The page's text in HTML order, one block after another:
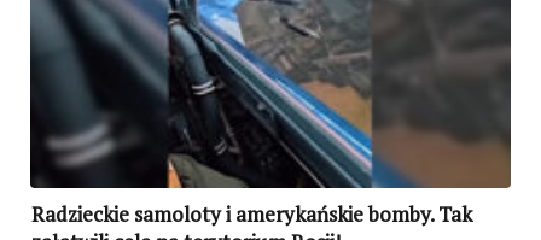
Radzieckie samoloty i amerykańskie bomby. Tak